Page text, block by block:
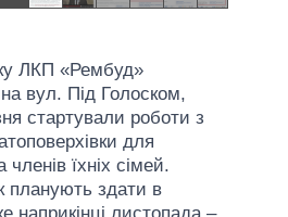
ЛКП «Рембуд»
вул. Під Голоском,
стартували роботи з
для
їхніх сімей.
планують здати в